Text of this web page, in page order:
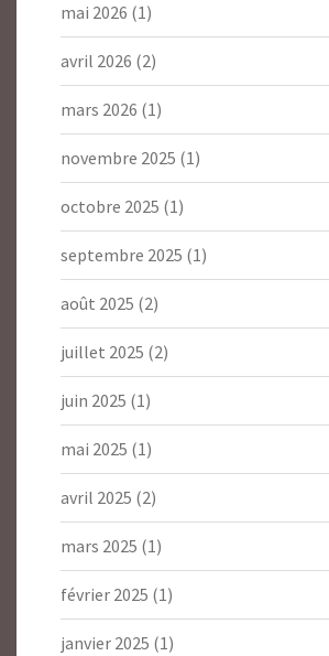
mai 2026 (1)
avril 2026 (2)
mars 2026 (1)
novembre 2025 (1)
octobre 2025 (1)
septembre 2025 (1)
août 2025 (2)
juillet 2025 (2)
juin 2025 (1)
mai 2025 (1)
avril 2025 (2)
mars 2025 (1)
février 2025 (1)
janvier 2025 (1)